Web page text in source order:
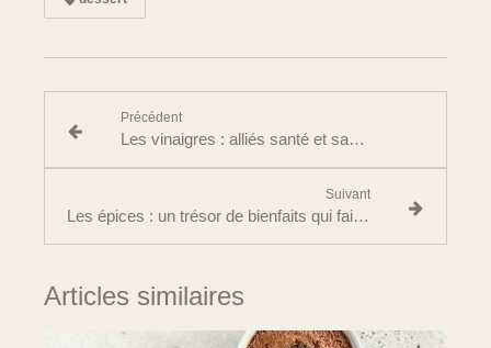
Précédent
Les vinaigres : alliés santé et saveurs du quotidien
Suivant
Les épices : un trésor de bienfaits qui fait voyager nos papilles
Articles similaires